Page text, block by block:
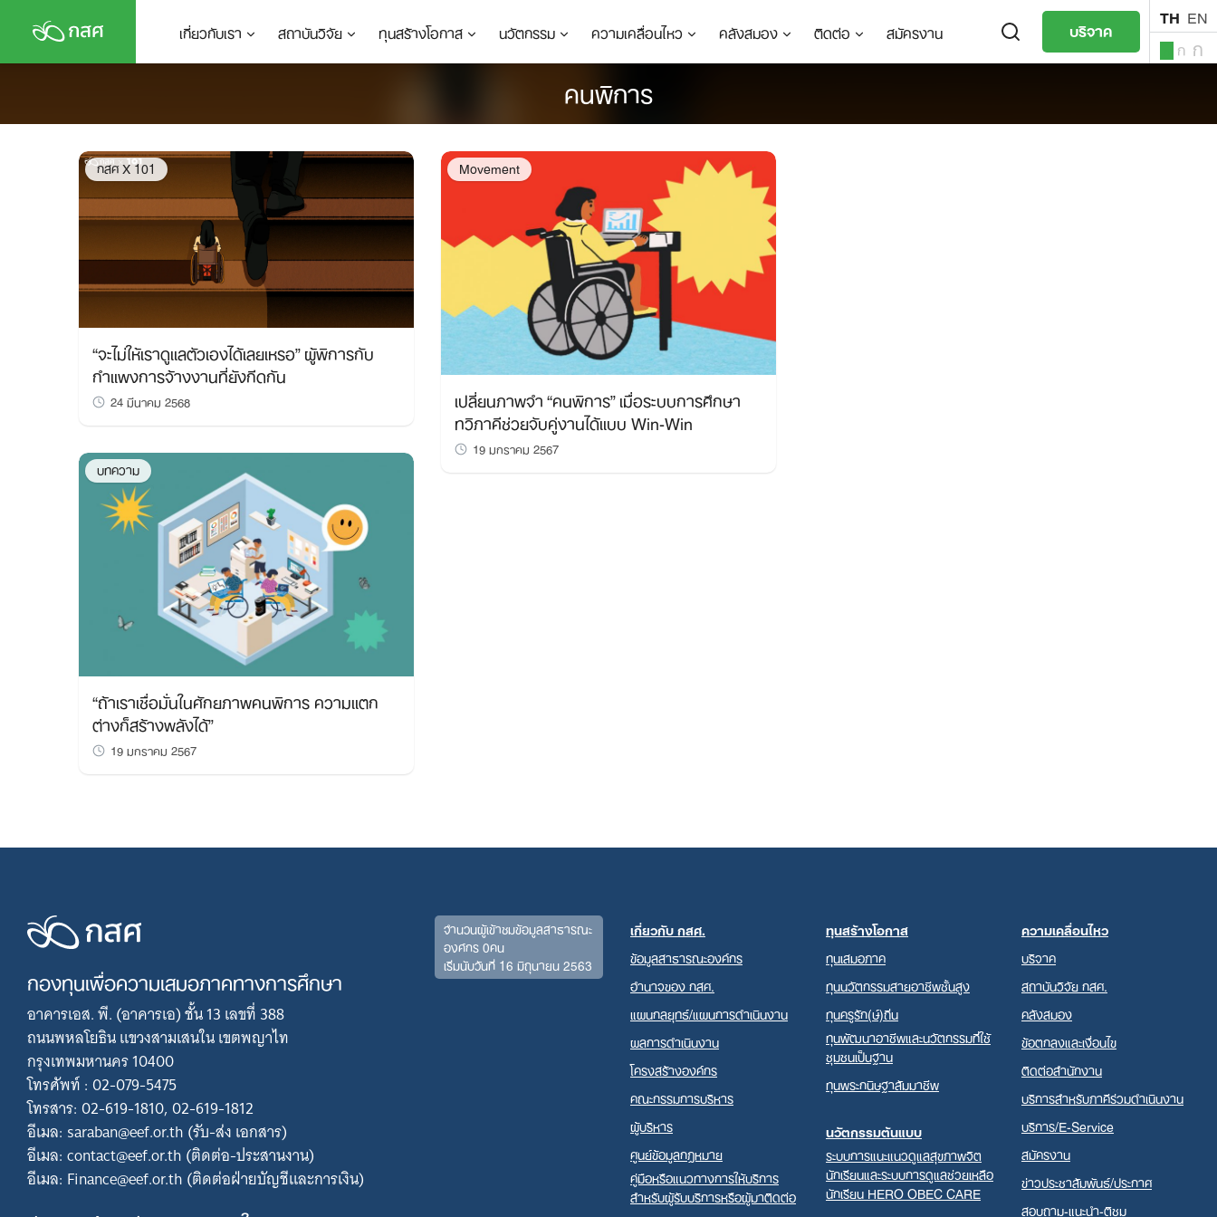
content
เกี่ยวกับเรา สถาบันวิจัย ทุนสร้างโอกาส นวัตกรรม ความเคลื่อนไหว คลังสมอง ติดต่อ สมัครงาน บริจาค TH EN
ก ก
คนพิการ
กสศ X 101
“จะไม่ให้เราดูแลตัวเองได้เลยเหรอ” ผู้พิการกับ
กำแพงการจ้างงานที่ยังกีดกัน
24 มีนาคม 2568
บทความ
“ถ้าเราเชื่อมั่นในศักยภาพคนพิการ ความแตก
ต่างก็สร้างพลังได้”
19 มกราคม 2567
Movement
เปลี่ยนภาพจำ “คนพิการ” เมื่อระบบการศึกษา
ทวิภาคีช่วยจับคู่งานได้แบบ Win-Win
19 มกราคม 2567
กองทุนเพื่อความเสมอภาคทางการศึกษา
อาคารเอส. พี. (อาคารเอ) ชั้น 13 เลขที่ 388
ถนนพหลโยธิน แขวงสามเสนใน เขตพญาไท
กรุงเทพมหานคร 10400
โทรศัพท์ : 02-079-5475
โทรสาร: 02-619-1810, 02-619-1812
อีเมล: saraban@eef.or.th (รับ-ส่ง เอกสาร)
อีเมล: contact@eef.or.th (ติดต่อ-ประสานงาน)
อีเมล: Finance@eef.or.th (ติดต่อฝ่ายบัญชีและการเงิน)
จำนวนผู้เข้าชมข้อมูลสาธารณะ
องค์กร 0คน
เริ่มนับวันที่ 16 มิถุนายน 2563
เกี่ยวกับ กสศ.
ข้อมูลสาธารณะองค์กร
อำนาจของ กสศ.
แผนกลยุทธ์/แผนการดำเนินงาน
ผลการดำเนินงาน
โครงสร้างองค์กร
คณะกรรมการบริหาร
ผู้บริหาร
ศูนย์ข้อมูลกฎหมาย
คู่มือหรือแนวทางการให้บริการ
สำหรับผู้รับบริการหรือผู้มาติดต่อ
ทุนสร้างโอกาส
ทุนเสมอภาค
ทุนนวัตกรรมสายอาชีพชั้นสูง
ทุนครูรัก(ษ์)ถิ่น
ทุนพัฒนาอาชีพและนวัตกรรมที่ใช้
ชุมชนเป็นฐาน
ทุนพระกนิษฐาสัมมาชีพ
นวัตกรรมต้นแบบ
ระบบการแนะแนวดูแลสุขภาพจิต
นักเรียนและระบบการดูแลช่วยเหลือ
นักเรียน HERO OBEC CARE
ความเคลื่อนไหว
บริจาค
สถาบันวิจัย กสศ.
คลังสมอง
ข้อตกลงและเงื่อนไข
ติดต่อสำนักงาน
บริการสำหรับภาคีร่วมดำเนินงาน
บริการ/E-Service
สมัครงาน
ข่าวประชาสัมพันธ์/ประกาศ
สอบถาม-แนะนำ-ติชม